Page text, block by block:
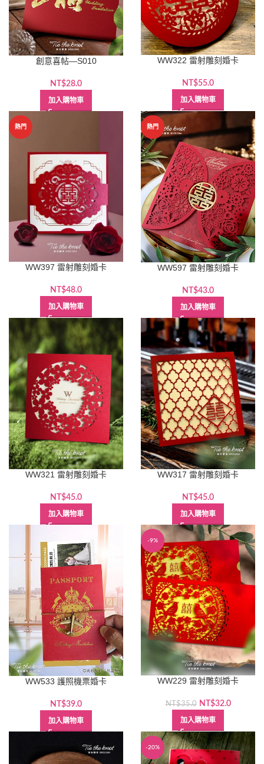
創意喜帖—S010
NT$28.0
加入購物車
WW322 雷射雕刻婚卡
NT$55.0
加入購物車
熱門
WW397 雷射雕刻婚卡
NT$48.0
加入購物車
熱門
WW597 雷射雕刻婚卡
NT$43.0
加入購物車
WW321 雷射雕刻婚卡
NT$45.0
加入購物車
WW317 雷射雕刻婚卡
NT$45.0
加入購物車
WW533 護照機票婚卡
NT$39.0
加入購物車
-9%
WW229 雷射雕刻婚卡
NT$35.0 原
始
價
格：
NT$35.0。
NT$32.0目
格：
NT$32.0
加入購物車
-20%